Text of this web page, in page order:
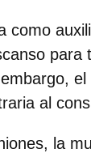
como
para
al
la